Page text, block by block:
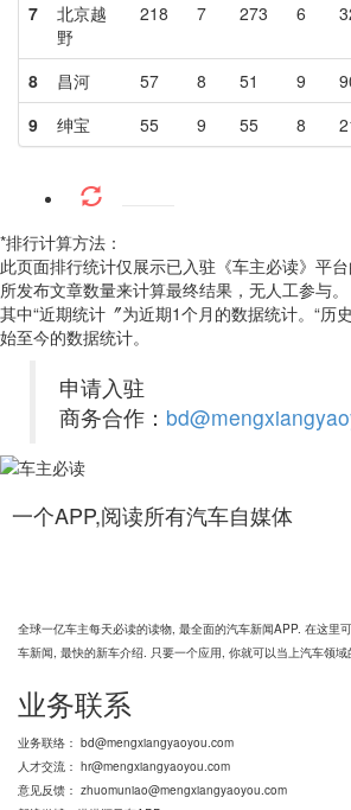
7
北京越
野
218 7 273 6
8 昌河 57 8 51 9
9
绅宝 55 9 55 8
*排行计算方法：
此页面排行统计仅展示已入驻《车主必读》平
所发布文章数量来计算最终结果，无人工参与。
其中“近期统计〞为近期1个月的数据统计。“历
始至今的数据统计。
申请入驻
商务合作：
一个APP,阅读所有汽车自媒体
全球一亿车主每天必读的读物, 最全面的汽车新闻APP. 在这里
车新闻, 最快的新车介绍. 只要一个应用, 你就可以当上汽车领域
业务联系
业务联络： bd@mengxiangyaoyou.com
人才交流： hr@mengxiangyaoyou.com
意见反馈： zhuomuniao@mengxiangyaoyou.com